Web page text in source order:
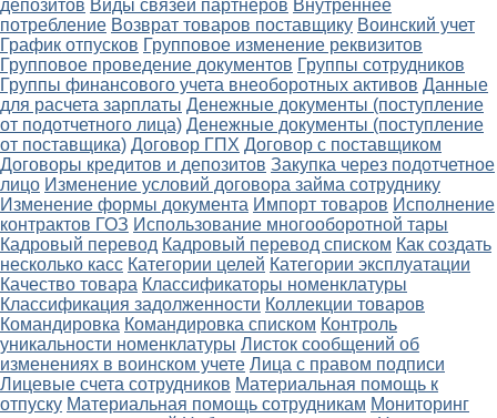
депозитов Виды связей партнеров Внутреннее
потребление Возврат товаров поставщику Воинский учет
График отпусков Групповое изменение реквизитов
Групповое проведение документов Группы сотрудников
Группы финансового учета внеоборотных активов Данные
для расчета зарплаты Денежные документы (поступление
от подотчетного лица) Денежные документы (поступление
от поставщика) Договор ГПХ Договор с поставщиком
Договоры кредитов и депозитов Закупка через подотчетное
лицо Изменение условий договора займа сотруднику
Изменение формы документа Импорт товаров Исполнение
контрактов ГОЗ Использование многооборотной тары
Кадровый перевод Кадровый перевод списком Как создать
несколько касс Категории целей Категории эксплуатации
Качество товара Классификаторы номенклатуры
Классификация задолженности Коллекции товаров
Командировка Командировка списком Контроль
уникальности номенклатуры Листок сообщений об
изменениях в воинском учете Лица с правом подписи
Лицевые счета сотрудников Материальная помощь к
отпуску Материальная помощь сотрудникам Мониторинг